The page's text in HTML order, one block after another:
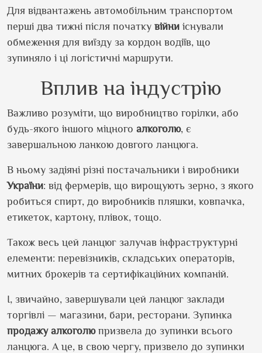
Для відвантажень автомобільним транспортом
перші два тижні після початку війни існували
обмеження для виїзду за кордон водіїв, що
зупиняло і ці логістичні маршрути.
Вплив на індустрію
Важливо розуміти, що виробництво горілки, або
будь-якого іншого міцного алкоголю, є
завершальною ланкою довгого ланцюга.
В ньому задіяні різні постачальники і виробники
України: від фермерів, що вирощують зерно, з якого
робиться спирт, до виробників пляшки, ковпачка,
етикеток, картону, плівок, тощо.
Також весь цей ланцюг залучав інфраструктурні
елементи: перевізників, складських операторів,
митних брокерів та сертифікаційних компаній.
І, звичайно, завершували цей ланцюг заклади
торгівлі — магазини, бари, ресторани. Зупинка
продажу алкоголюпризвела до зупинки всього
ланцюга. А це, в свою чергу, призвело до зупинки